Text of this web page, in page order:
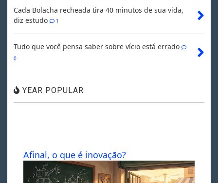
Cada Bolacha recheada tira 40 minutos de sua vida,
diz estudo
1
Tudo que você pensa saber sobre vício está errado
0
YEAR POPULAR
Afinal, o que é inovação?